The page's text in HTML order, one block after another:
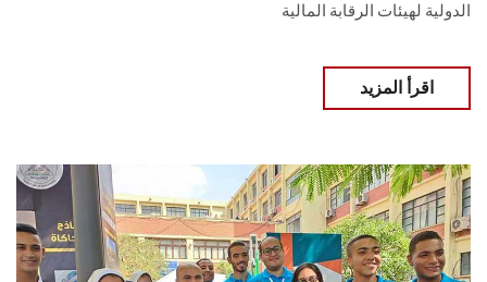
الدولية لهيئات الرقابة المالية
اقرأ المزيد